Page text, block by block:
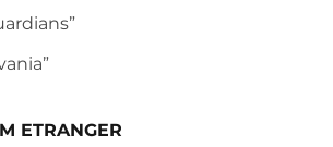
ETRANGER